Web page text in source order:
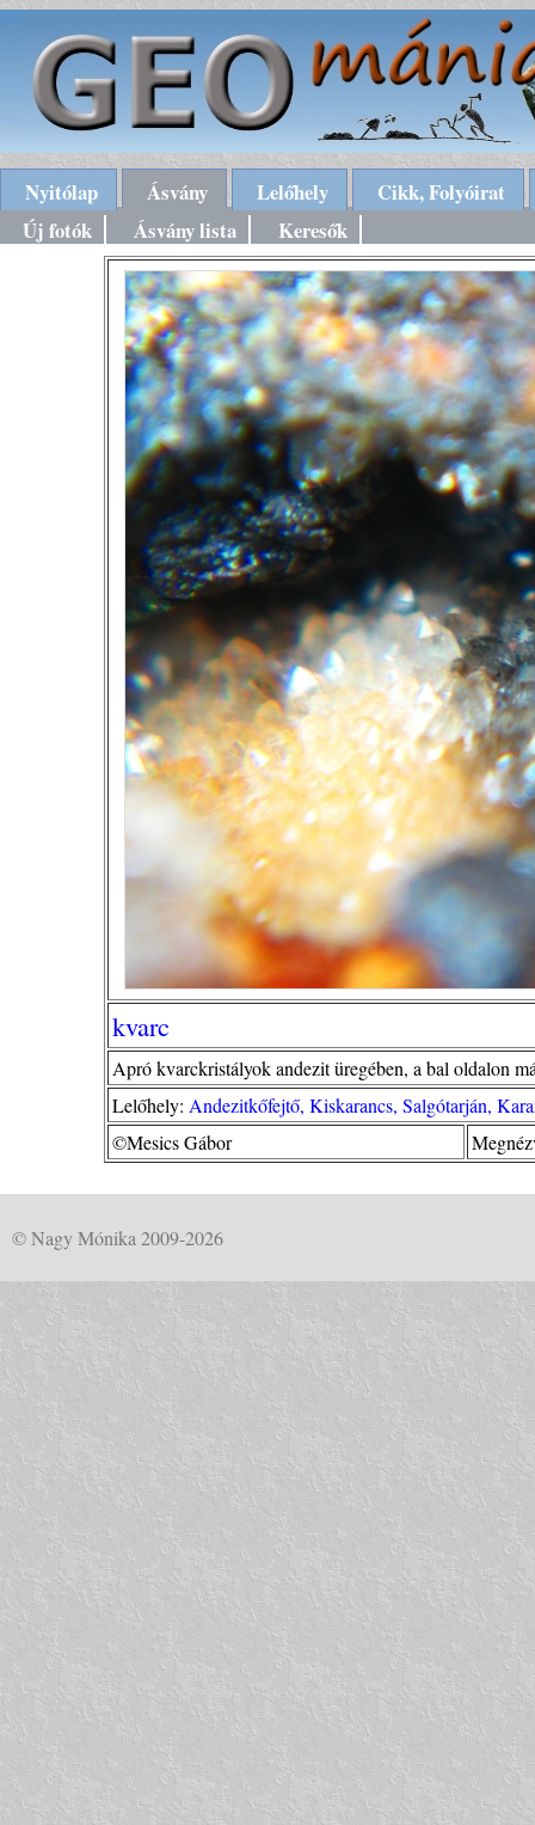
Nyitólap Ásvány Lelőhely
Cikk, Folyóirat
Új fotók
Ásvány lista Keresők
kvarc
Apró kvarckristályok andezit üregében, a bal oldalon
Lelőhely: Andezitkőfejtő, Kiskarancs, Salgótarján,
©Mesics Gábor
© Nagy Mónika 2009-2026